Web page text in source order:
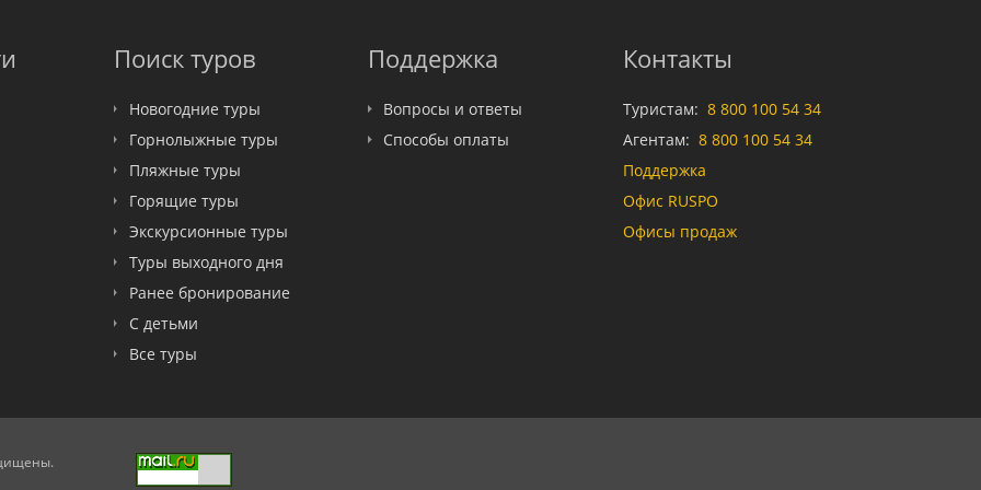
Поиск туров
Новогодние туры
Горнолыжные туры
Пляжные туры
Горящие туры
Экскурсионные туры
Туры выходного дня
Ранее бронирование
С детьми
Все туры
Поддержка
Вопросы и ответы
Способы оплаты
Контакты
Туристам: 8 800 100 54 34
Агентам: 8 800 100 54 34
Поддержка
Офис RUSPO
Офисы продаж